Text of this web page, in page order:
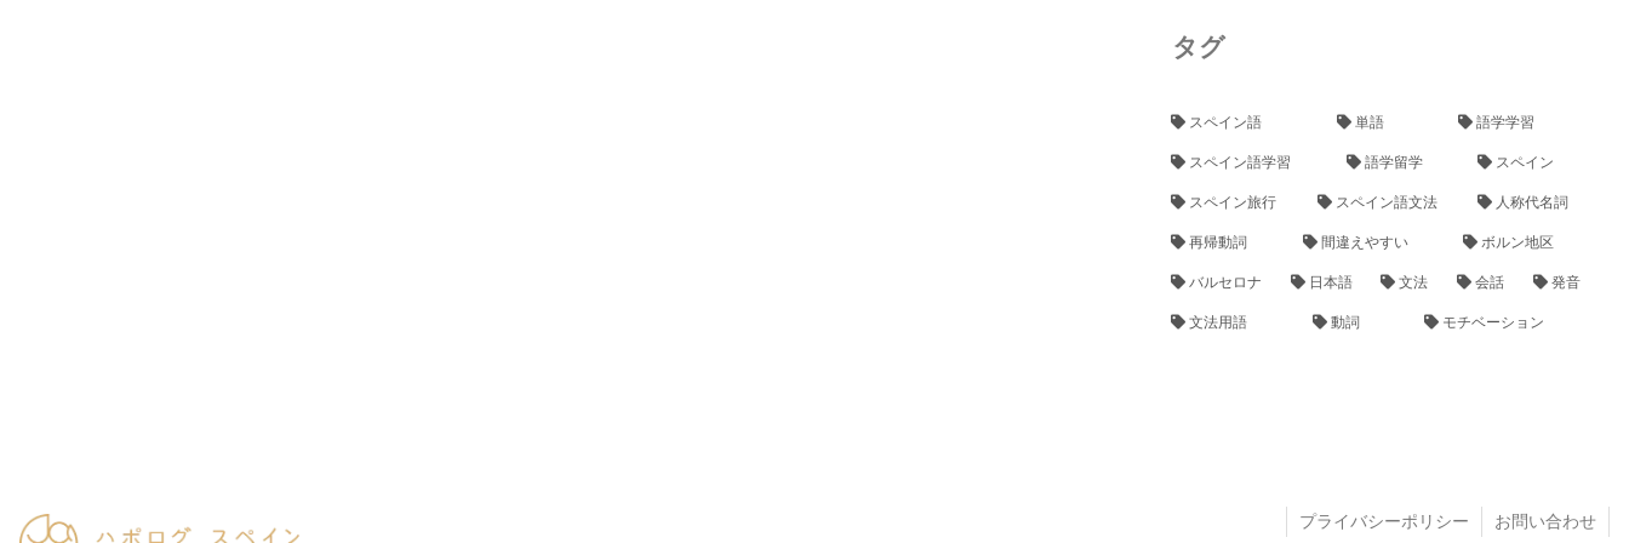
タグ
スペイン語 単語 語学学習
スペイン語学習 語学留学 スペイン
スペイン旅行 スペイン語文法 人称代名詞
再帰動詞 間違えやすい ボルン地区
バルセロナ 日本語 文法 会話 発音
文法用語 動詞 モチベーション
プライバシーポリシー お問い合わせ